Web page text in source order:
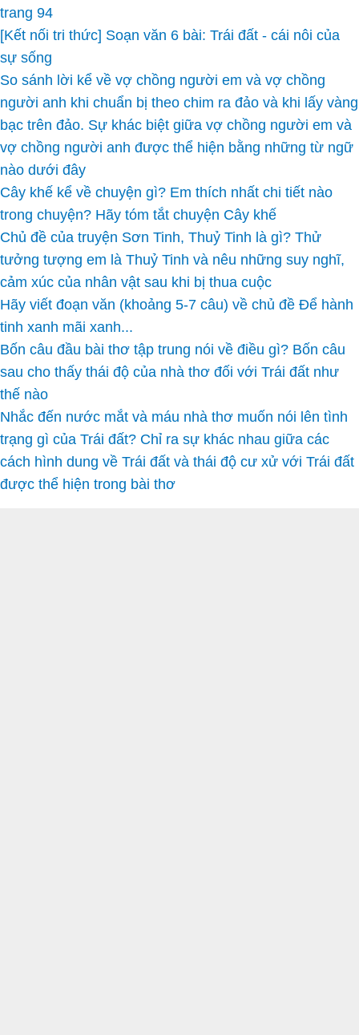
trang 94
[Kết nối tri thức] Soạn văn 6 bài: Trái đất - cái nôi của
sự sống
So sánh lời kể về vợ chồng người em và vợ chồng
người anh khi chuẩn bị theo chim ra đảo và khi lấy vàng
bạc trên đảo. Sự khác biệt giữa vợ chồng người em và
vợ chồng người anh được thể hiện bằng những từ ngữ
nào dưới đây
Cây khế kể về chuyện gì? Em thích nhất chi tiết nào
trong chuyện? Hãy tóm tắt chuyện Cây khế
Chủ đề của truyện Sơn Tinh, Thuỷ Tinh là gì? Thử
tưởng tượng em là Thuỷ Tinh và nêu những suy nghĩ,
cảm xúc của nhân vật sau khi bị thua cuộc
Hãy viết đoạn văn (khoảng 5-7 câu) về chủ đề Để hành
tinh xanh mãi xanh...
Bốn câu đầu bài thơ tập trung nói về điều gì? Bốn câu
sau cho thấy thái độ của nhà thơ đối với Trái đất như
thế nào
Nhắc đến nước mắt và máu nhà thơ muốn nói lên tình
trạng gì của Trái đất? Chỉ ra sự khác nhau giữa các
cách hình dung về Trái đất và thái độ cư xử với Trái đất
được thể hiện trong bài thơ